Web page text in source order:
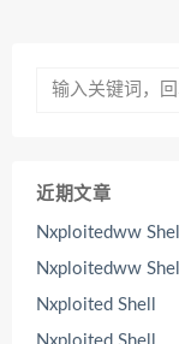
近期文章
Nxploitedww Shell
Nxploitedww Shell
Nxploited Shell